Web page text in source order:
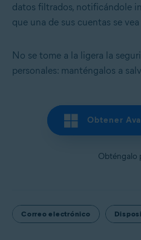
datos filtrados, notificándole
que una de sus cuentas se
No se tome a la ligera la
personales: manténgalos a
Obtener
Obténgalo
Correo electrónico